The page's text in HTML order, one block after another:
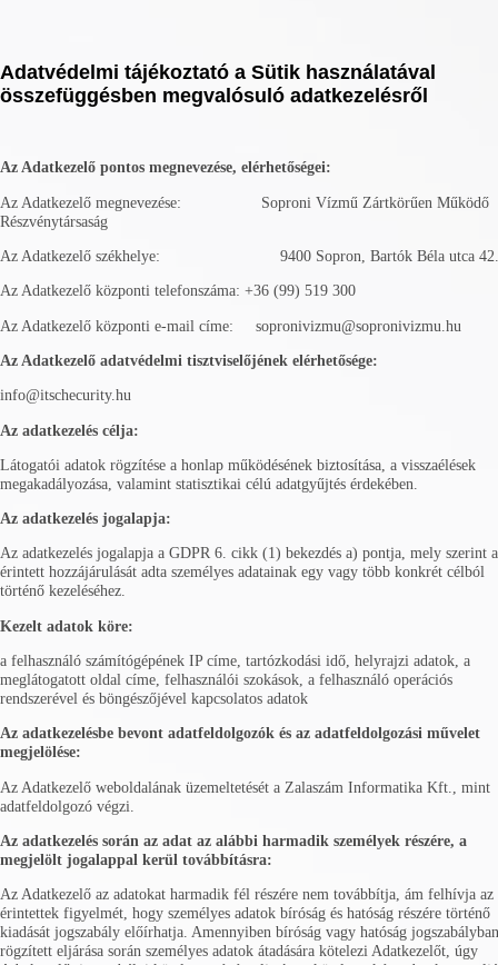
Adatvédelmi tájékoztató a Sütik használatával
összefüggésben megvalósuló adatkezelésről
Az Adatkezelő pontos megnevezése, elérhetőségei:
Az Adatkezelő megnevezése: Soproni Vízmű Zártkörűen Működő
Részvénytársaság
Az Adatkezelő székhelye: 9400 Sopron, Bartók Béla utca 42.
Az Adatkezelő központi telefonszáma: +36 (99) 519 300
Az Adatkezelő központi e-mail címe: sopronivizmu@sopronivizmu.hu
Az Adatkezelő adatvédelmi tisztviselőjének elérhetősége:
info@itschecurity.hu
Az adatkezelés célja:
Látogatói adatok rögzítése a honlap működésének biztosítása, a visszaélések
megakadályozása, valamint statisztikai célú adatgyűjtés érdekében.
Az adatkezelés jogalapja:
Az adatkezelés jogalapja a GDPR 6. cikk (1) bekezdés a) pontja, mely szerint
érintett hozzájárulását adta személyes adatainak egy vagy több konkrét célból
történő kezeléséhez.
Kezelt adatok köre:
a felhasználó számítógépének IP címe, tartózkodási idő, helyrajzi adatok, a
meglátogatott oldal címe, felhasználói szokások, a felhasználó operációs
rendszerével és böngészőjével kapcsolatos adatok
Az adatkezelésbe bevont adatfeldolgozók és az adatfeldolgozási művelet
megjelölése:
Az Adatkezelő weboldalának üzemeltetését a Zalaszám Informatika Kft., mint
adatfeldolgozó végzi.
Az adatkezelés során az adat az alábbi harmadik személyek részére, a
megjelölt jogalappal kerül továbbításra:
Az Adatkezelő az adatokat harmadik fél részére nem továbbítja, ám felhívja az
érintettek figyelmét, hogy személyes adatok bíróság és hatóság részére történő
kiadását jogszabály előírhatja. Amennyiben bíróság vagy hatóság jogszabályban
rögzített eljárása során személyes adatok átadására kötelezi Adatkezelőt, úgy